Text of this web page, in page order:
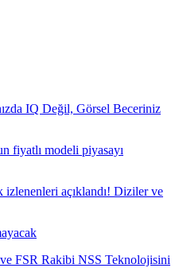
IQ Değil, Görsel Beceriniz
fiyatlı modeli piyasayı
açıklandı! Diziler ve
FSR Rakibi NSS Teknolojisini